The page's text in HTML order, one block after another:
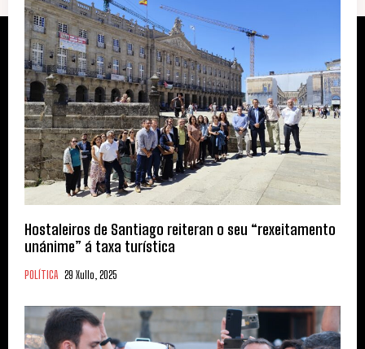
Hostaleiros de Santiago reiteran o seu “rexeitamento
unánime” á taxa turística
POLÍTICA 29 Xullo, 2025